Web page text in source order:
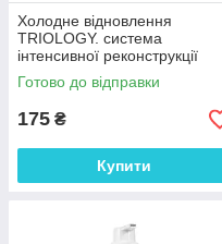
Холодне відновлення
TRIOLOGY. система
інтенсивної реконструкції
волосся BONDPLEX 2F 15 мл
+ 15 мл (Одне застосування)
Готово до відправки
175 ₴
Купити